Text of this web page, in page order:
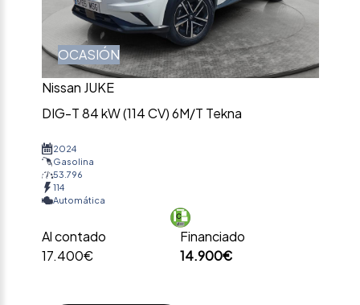
OCASIÓN
Nissan JUKE
DIG-T 84 kW (114 CV) 6M/T Tekna
2024
Gasolina
53.796
114
Automática
Al contado
17.400€
Financiado
14.900€